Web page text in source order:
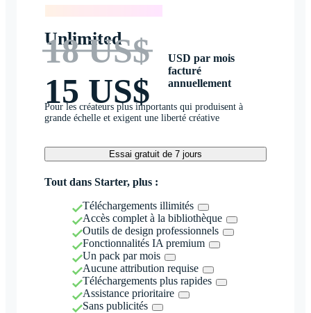
Unlimited
18 US$
15 US$
USD par mois
facturé
annuellement
Pour les créateurs plus importants qui produisent à
grande échelle et exigent une liberté créative
Essai gratuit de 7 jours
Tout dans Starter, plus :
Téléchargements illimités
Accès complet à la bibliothèque
Outils de design professionnels
Fonctionnalités IA premium
Un pack par mois
Aucune attribution requise
Téléchargements plus rapides
Assistance prioritaire
Sans publicités